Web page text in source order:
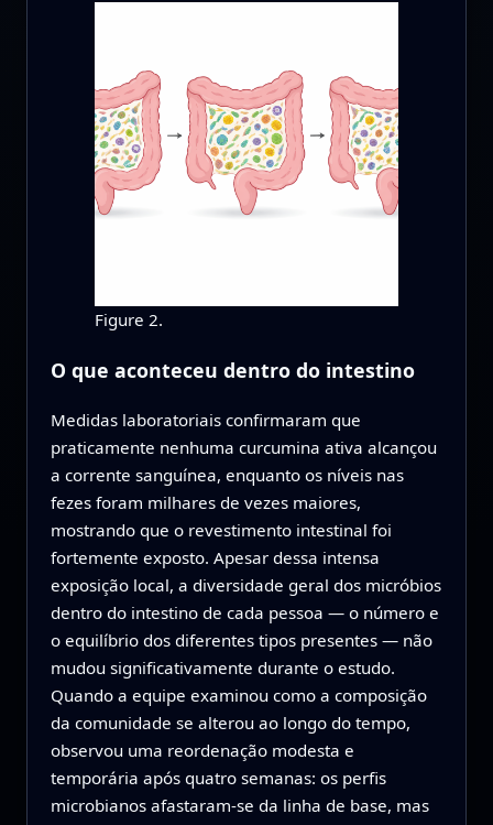
Figure 2.
O que aconteceu dentro do intestino
Medidas laboratoriais confirmaram que
praticamente nenhuma curcumina ativa alcançou
a corrente sanguínea, enquanto os níveis nas
fezes foram milhares de vezes maiores,
mostrando que o revestimento intestinal foi
fortemente exposto. Apesar dessa intensa
exposição local, a diversidade geral dos micróbios
dentro do intestino de cada pessoa — o número e
o equilíbrio dos diferentes tipos presentes — não
mudou significativamente durante o estudo.
Quando a equipe examinou como a composição
da comunidade se alterou ao longo do tempo,
observou uma reordenação modesta e
temporária após quatro semanas: os perfis
microbianos afastaram‑se da linha de base, mas